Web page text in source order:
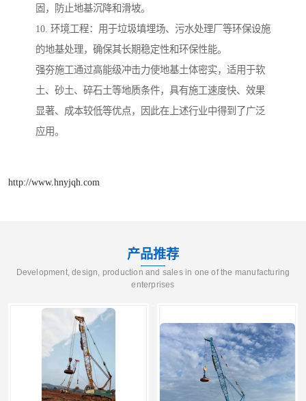
固，防止地基沉降和滑坡。
10. 环境工程：用于垃圾填埋场、污水处理厂等环保设施
的地基处理，确保其长期稳定性和环保性能。
强夯施工通过高能级冲击力使地基土体密实，适用于软
土、砂土、碎石土等地质条件，具有施工速度快、效果
显著、成本较低等优点，因此在上述行业中得到了广泛
应用。
http://www.hnyjqh.com
产品推荐
Development, design, production and sales in one of the manufacturing
enterprises